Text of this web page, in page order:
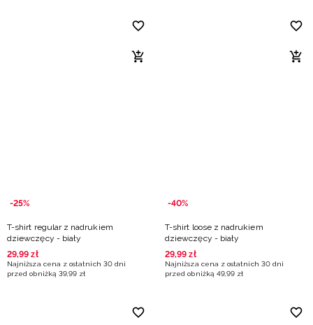
-25%
T-shirt regular z nadrukiem
dziewczęcy - biały
29,99 zł
Najniższa cena z ostatnich 30 dni
przed obniżką 39,99 zł
-40%
T-shirt loose z nadrukiem
dziewczęcy - biały
29,99 zł
Najniższa cena z ostatnich 30 dni
przed obniżką 49,99 zł